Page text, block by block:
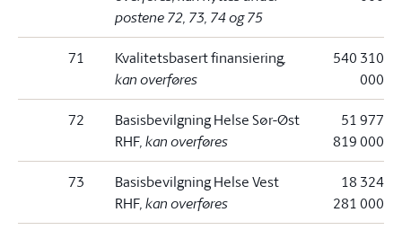
postene 72, 73, 74 og 75
71 Kvalitetsbasert finansiering,
kan overføres
540 310
000
72
Basisbevilgning Helse Sør-Øst
RHF, kan overføres
51 977
819 000
73
Basisbevilgning Helse Vest
RHF, kan overføres
18 324
281 000